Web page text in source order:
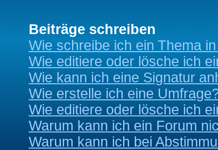
Beiträge schreiben
Wie schreibe ich ein Thema
Wie editiere oder lösche ich
Wie kann ich eine Signatur
Wie erstelle ich eine
Wie editiere oder lösche ich
Warum kann ich ein Forum
Warum kann ich bei